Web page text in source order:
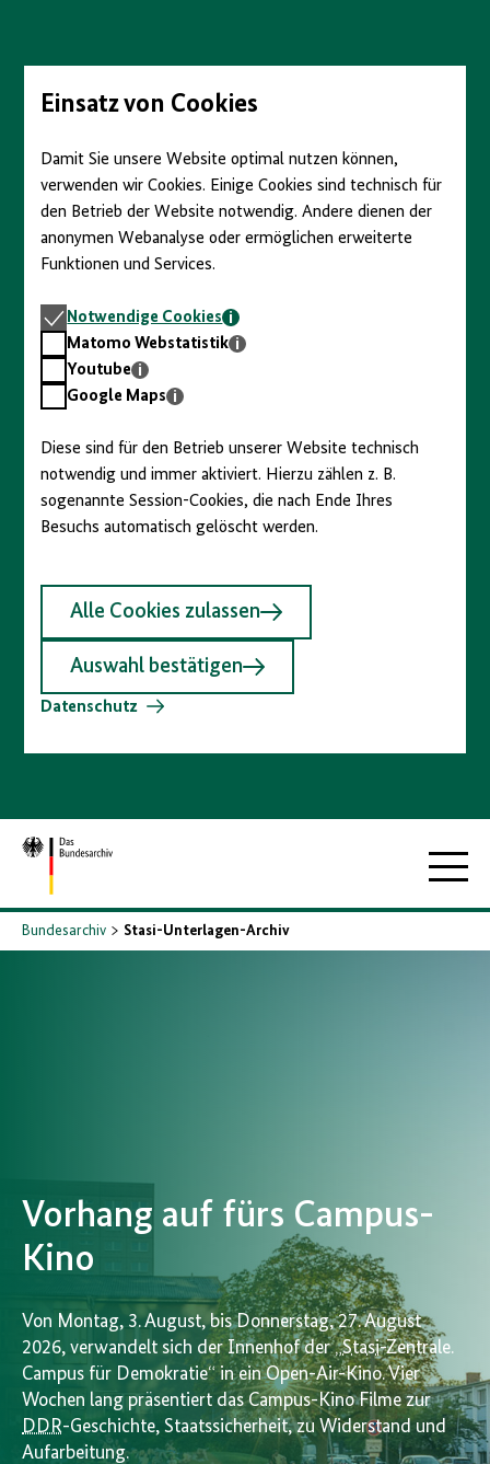
Seiteninhalt
springenEinsatz von Cookies
Damit Sie unsere Website optimal nutzen können,
verwenden wir Cookies. Einige Cookies sind technisch für
den Betrieb der Website notwendig. Andere dienen der
anonymen Webanalyse oder ermöglichen erweiterte
Funktionen und Services.
Notwendige
Cookies
Notwendige Cookies
Matomo
Webstatistik
Matomo Webstatistik
Youtube
Youtube
GoogleGoogle Maps
Diese sind für den Betrieb unserer Website technisch
notwendig und immer aktiviert. Hierzu zählen z. B.
sogenannte Session-Cookies, die nach Ende Ihres
Besuchs automatisch gelöscht werden.
Alle Cookies zulassen
Auswahl bestätigen
Datenschutz
Zur
Startseite
Bundesarchiv Stasi-Unterlagen-Archiv
Vorhang auf fürs Campus-
Kino
Von Montag, 3. August, bis Donnerstag, 27. August
2026, verwandelt sich der Innenhof der „Stasi-Zentrale.
Campus für Demokratie“ in ein Open-Air-Kino. Vier
Wochen lang präsentiert das Campus-Kino Filme zur
DDR-Geschichte, Staatssicherheit, zu Widerstand und
Aufarbeitung.